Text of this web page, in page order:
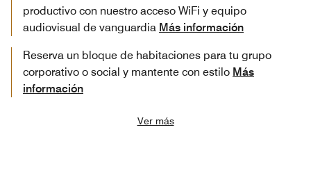
productivo con nuestro acceso WiFi y equipo
audiovisual de vanguardia Más información
Reserva un bloque de habitaciones para tu grupo
corporativo o social y mantente con estilo Más
información
Ver más